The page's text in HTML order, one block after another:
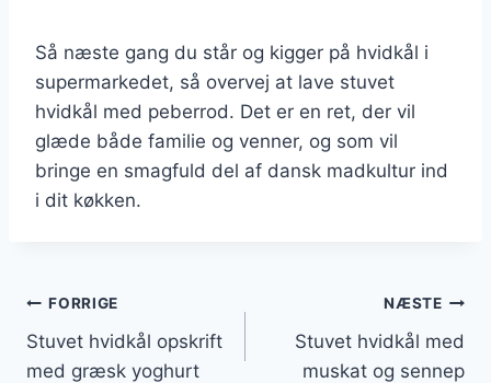
Så næste gang du står og kigger på hvidkål i
supermarkedet, så overvej at lave stuvet
hvidkål med peberrod. Det er en ret, der vil
glæde både familie og venner, og som vil
bringe en smagfuld del af dansk madkultur ind
i dit køkken.
Indlægsnavigation
FORRIGE
Stuvet hvidkål opskrift
med græsk yoghurt
NÆSTE
Stuvet hvidkål med
muskat og sennep